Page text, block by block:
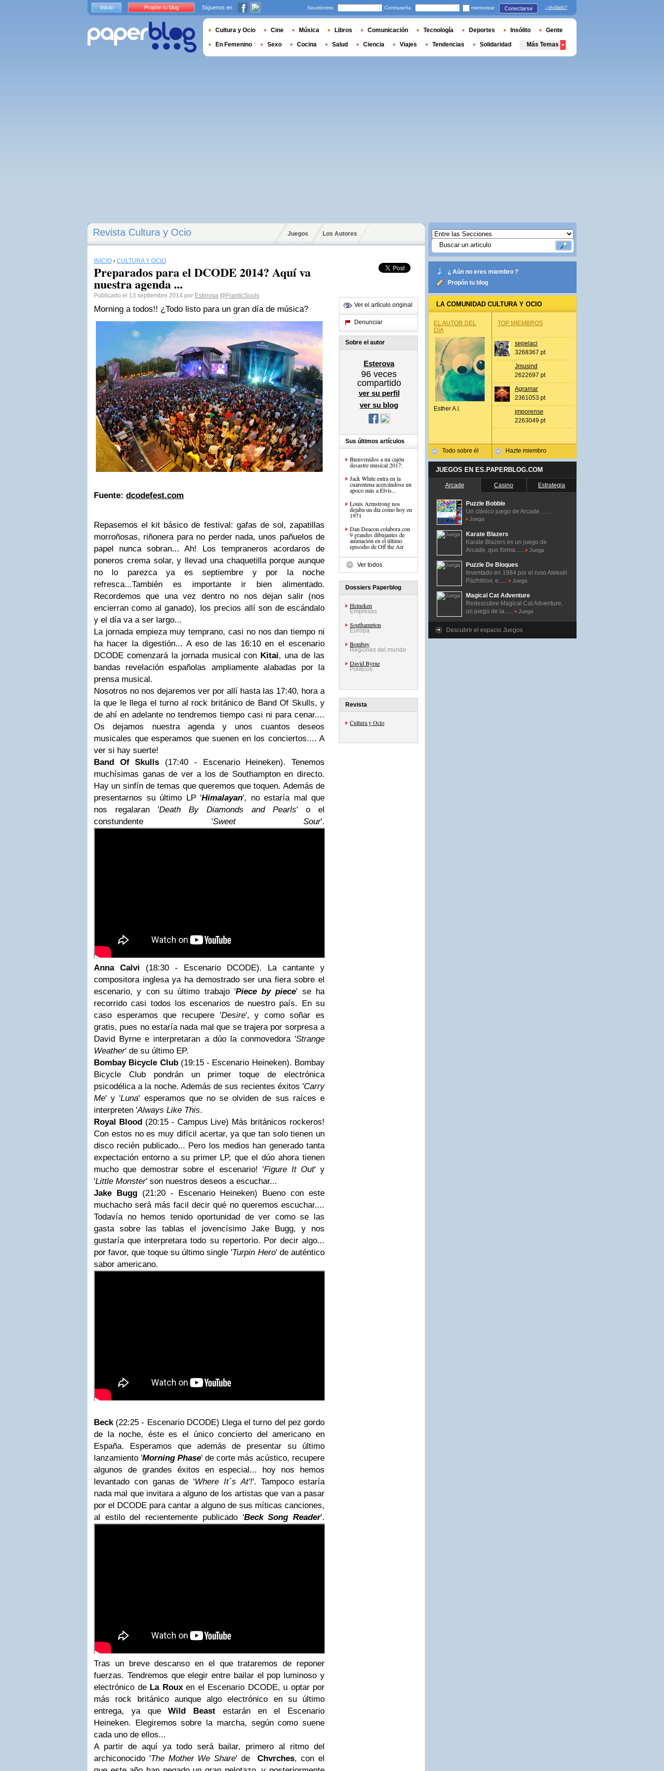
Revista Cultura y Ocio Juegos Los Autores
INICIO › CULTURA Y OCIO
Preparados para el DCODE 2014? Aquí va
nuestra agenda ...
Publicado el 13 septiembre 2014 por Esterova @FranticSouls
Morning a todos!! ¿Todo listo para un gran día de música?
Fuente: dcodefest.com
Repasemos el kit básico de festival: gafas de sol, zapatillas
morroñosas, riñonera para no perder nada, unos pañuelos de
papel nunca sobran... Ah! Los tempraneros acordaros de
poneros crema solar, y llevad una chaquetilla porque aunque
no lo parezca ya es septiembre y por la noche
refresca...También es importante ir bien alimentado.
Recordemos que una vez dentro no nos dejan salir (nos
encierran como al ganado), los precios allí son de escándalo
y el día va a ser largo...
La jornada empieza muy temprano, casi no nos dan tiempo ni
ha hacer la digestión... A eso de las 16:10 en el escenario
DCODE comenzará la jornada musical con Kitai, una de las
bandas revelación españolas ampliamente alabadas por la
prensa musical.
Nosotros no nos dejaremos ver por allí hasta las 17:40, hora a
la que le llega el turno al rock británico de Band Of Skulls, y
de ahí en adelante no tendremos tiempo casi ni para cenar....
Os dejamos nuestra agenda y unos cuantos deseos
musicales que esperamos que suenen en los conciertos.... A
ver si hay suerte!
Band Of Skulls (17:40 - Escenario Heineken). Tenemos
muchísimas ganas de ver a los de Southampton en directo.
Hay un sinfín de temas que queremos que toquen. Además de
presentarnos su último LP 'Himalayan', no estaría mal que
nos regalaran 'Death By Diamonds and Pearls' o el
constundente 'Sweet Sour'.
Anna Calvi (18:30 - Escenario DCODE). La cantante y
compositora inglesa ya ha demostrado ser una fiera sobre el
escenario, y con su último trabajo 'Piece by piece' se ha
recorrido casi todos los escenarios de nuestro país. En su
caso esperamos que recupere 'Desire', y como soñar es
gratis, pues no estaría nada mal que se trajera por sorpresa a
David Byrne e interpretaran a dúo la conmovedora 'Strange
Weather' de su último EP.
Bombay Bicycle Club(19:15 - Escenario Heineken). Bombay
Bicycle Club pondrán un primer toque de electrónica
psicodélica a la noche. Además de sus recientes éxitos 'Carry
Me' y 'Luna' esperamos que no se olviden de sus raíces e
interpreten 'Always Like This.
Royal Blood(20:15 - Campus Live) Más británicos rockeros!
Con estos no es muy difícil acertar, ya que tan solo tienen un
disco recién publicado... Pero los medios han generado tanta
expectación entorno a su primer LP, que el dúo ahora tienen
mucho que demostrar sobre el escenario! 'Figure It Out' y
'Little Monster' son nuestros deseos a escuchar...
Jake Bugg(21:20 - Escenario Heineken) Bueno con este
muchacho será más facil decir qué no queremos escuchar....
Todavía no hemos tenido oportunidad de ver como se las
gasta sobre las tablas el jovencísimo Jake Bugg, y nos
gustaría que interpretara todo su repertorio. Por decir algo...
por favor, que toque su último single 'Turpin Hero' de auténtico
sabor americano.
Beck(22:25 - Escenario DCODE) Llega el turno del pez gordo
de la noche, éste es el único concierto del americano en
España. Esperamos que además de presentar su último
lanzamiento 'Morning Phase' de corte más acústico, recupere
algunos de grandes éxitos en especial... hoy nos hemos
levantado con ganas de 'Where It´s At'!'. Tampoco estaría
nada mal que invitara a alguno de los artistas que van a pasar
por el DCODE para cantar a alguno de sus míticas canciones,
al estilo del recientemente publicado 'Beck Song Reader'.
Tras un breve descanso en el que trataremos de reponer
fuerzas. Tendremos que elegir entre bailar el pop luminoso y
electrónico de La Rouxen el Escenario DCODE, u optar por
más rock británico aunque algo electrónico en su último
entrega, ya queWild Beast estarán en el Escenario
Heineken. Elegiremos sobre la marcha, según como suene
cada uno de ellos...
A partir de aquí ya todo será bailar, primero al ritmo del
archiconocido 'The Mother We Share' deChvrches, con el
Ver el artículo original
Denunciar
Sobre el autor
Esterova
96 veces
compartido
ver su perfil
ver su blog
Sus últimos artículos
Bienvenidos a mi cajón
desastre musical 2017:
Jack White entra en la
cuarentena acercándose un
apoco más a Elvis...
Louis Armstrong nos
dejaba un día como hoy en
1971
Dan Deacon colabora con
9 grandes dibujantes de
animación en el último
episodio de Off the Air
Ver todos
Dossiers Paperblog
Heineken
Empresas
Southampton
Europa
Bombay
Regiones del mundo
David Byrne
Políticos
Revista
Cultura y Ocio
¿ Aún no eres miembro ?
Propón tu blog
LA COMUNIDAD CULTURA Y OCIO
EL AUTOR DEL
DÍA
Esther A.l.
Todo sobre él
TOP MIEMBROS
sepelaci
3268367 pt
Jmusind
2622697 pt
Agramar
2361053 pt
jmporense
2263049 pt
Hazte miembro
JUEGOS EN ES.PAPERBLOG.COM
Arcade Casino Estrategia
Puzzle Bobble
Un clásico juego de Arcade. ......
Juega
Karate Blazers
Karate Blazers es un juego de
Arcade, que forma......
Juega
Puzzle De Bloques
Inventado en 1984 por el ruso Alekséi
Pázhitnov, e......
Juega
Magical Cat Adventure
Redescubre Magical Cat Adventure,
un juego de la......
Juega
Descubrir el espacio Juegos
Inicio Propón tu blog Síguenos en Seudónimo Contraseña memorizar Conectarse ¿olvidado?
Cultura y Ocio Cine Música Libros Comunicación Tecnología Deportes Insólito Gente
En Femenino Sexo Cocina Salud Ciencia Viajes Tendencias Solidaridad Más Temas